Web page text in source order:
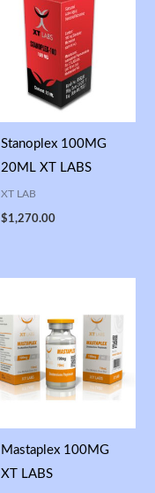
Stanoplex 100MG
20ML XT LABS
XT LAB
$1,270.00
Mastaplex 100MG
XT LABS